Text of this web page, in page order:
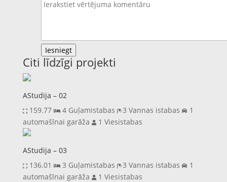
Iesniegt
Citi līdzīgi projekti
AStudija – 02
159.77
4 Guļamistabas 3 Vannas istabas 1
automašīnai garāža
1 Viesistabas
AStudija – 03
136.01
3 Guļamistabas 3 Vannas istabas 1
automašīnai garāža
1 Viesistabas